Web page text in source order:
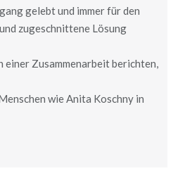
gelebt und immer für den
zugeschnittene Lösung
einer Zusammenarbeit berichten,
wie Anita Koschny in